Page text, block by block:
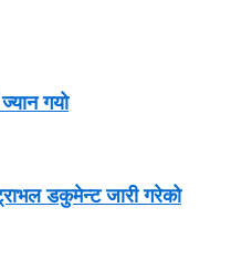
गयो
डकुमेन्ट जारी गरेको